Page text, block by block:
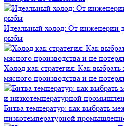
Идеальный холод: От инженерии
рыбы
Холод как стратегия: Как
мясного производства и не
Битва температур: как выбрать
низкотемпературной